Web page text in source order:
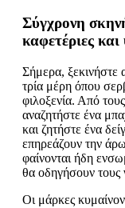
Σύγχρονη
καφετέριες
Σήμερα, ξεκινήστε
τρία μέρη όπου
φιλοξενία. Από
αναζητήστε ένα
και ζητήστε ένα
επηρεάζουν την
φαίνονται ήδη
θα οδηγήσουν τους
Οι μάρκες